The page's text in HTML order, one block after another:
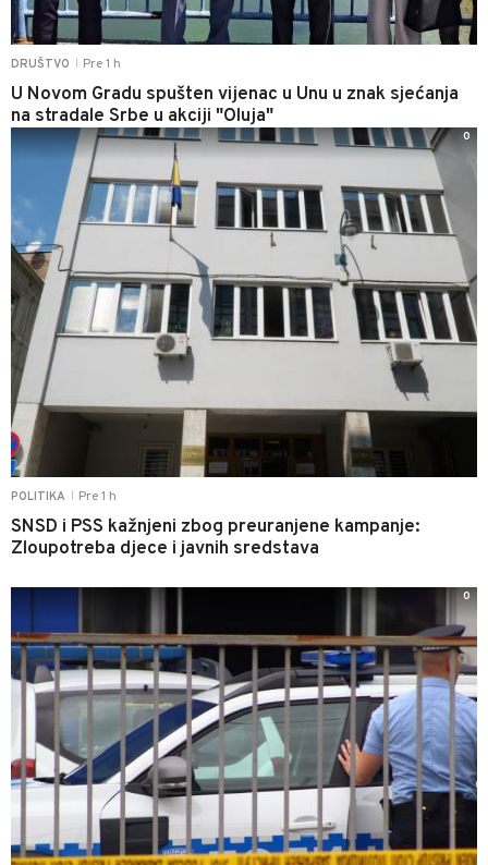
DRUŠTVO Pre 1 h
U Novom Gradu spušten vijenac u Unu u znak sjećanja
na stradale Srbe u akciji "Oluja"
POLITIKA Pre 1 h
SNSD i PSS kažnjeni zbog preuranjene kampanje:
Zloupotreba djece i javnih sredstava
0
0